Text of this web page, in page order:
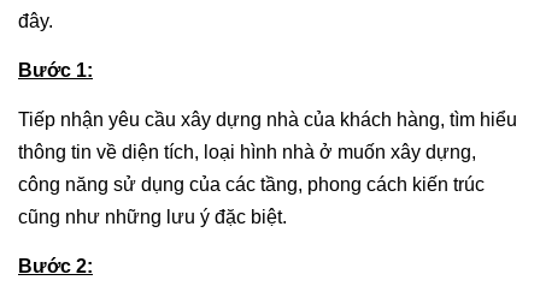
đây.
Bước 1:
Tiếp nhận yêu cầu xây dựng nhà của khách hàng, tìm hiểu
thông tin về diện tích, loại hình nhà ở muốn xây dựng,
công năng sử dụng của các tầng, phong cách kiến trúc
cũng như những lưu ý đặc biệt.
Bước 2: